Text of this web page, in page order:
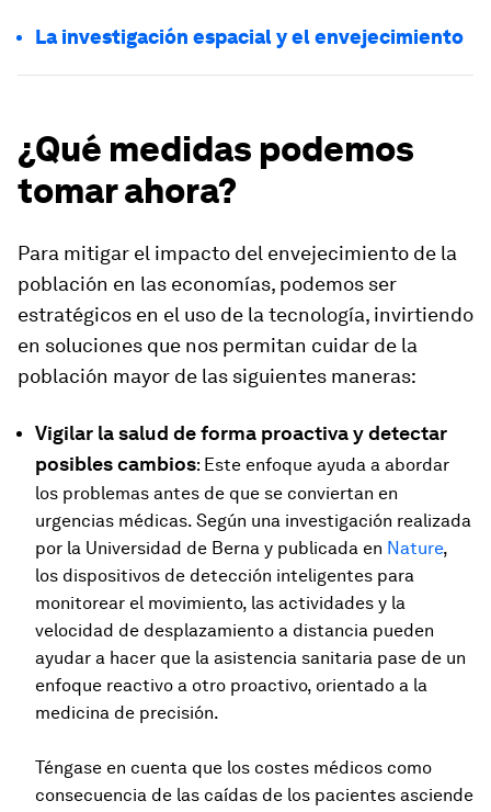
La investigación espacial y el envejecimiento
¿Qué medidas podemos
tomar ahora?
Para mitigar el impacto del envejecimiento de la
población en las economías, podemos ser
estratégicos en el uso de la tecnología, invirtiendo
en soluciones que nos permitan cuidar de la
población mayor de las siguientes maneras:
Vigilar la salud de forma proactiva y detectar
posibles cambios: Este enfoque ayuda a abordar
los problemas antes de que se conviertan en
urgencias médicas. Según una investigación realizada
por la Universidad de Berna y publicada en Nature,
los dispositivos de detección inteligentes para
monitorear el movimiento, las actividades y la
velocidad de desplazamiento a distancia pueden
ayudar a hacer que la asistencia sanitaria pase de un
enfoque reactivo a otro proactivo, orientado a la
medicina de precisión.
Téngase en cuenta que los costes médicos como
consecuencia de las caídas de los pacientes asciende